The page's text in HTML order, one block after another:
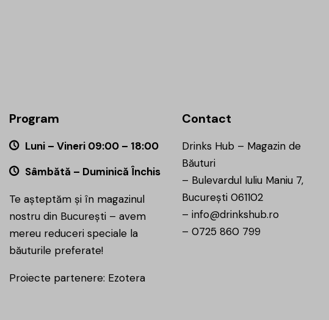
Program
Luni – Vineri 09:00 – 18:00
Sâmbătă – Duminică Închis
Te așteptăm și în magazinul
nostru din București – avem
mereu reduceri speciale la
băuturile preferate!
Proiecte partenere: Ezotera
Contact
Drinks Hub – Magazin de
Băuturi
– Bulevardul Iuliu Maniu 7,
București 061102
– info@drinkshub.ro
– 0725 860 799